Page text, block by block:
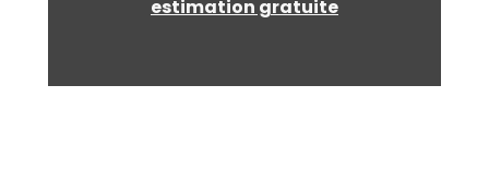
estimation gratuite